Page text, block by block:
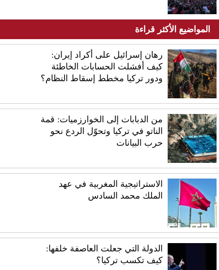
المواضيع الأكثر قراءة
رهان إسرائيل على أكراد إيران:
كيف أفشلت الحسابات الخاطئة
ودور تركيا مخطط إسقاط النظام؟
من الدبابات إلى الخوارزميات: قمة
الناتو في تركيا وتحوّل الردع نحو
حرب البيانات
الاستراتيجية المغربية في عهد
الملك محمد السادس
الدولة التي جعلت العاصفة خلفها:
كيف تكسب تركيا؟